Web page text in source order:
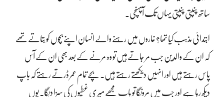
ساتھ پنپتی پنپتی یہاں تک آپہنچی۔
ابتدائی مذہب کیا تھا؟ غاروں میں رہنے والے انسان اپنے بچوں کو بتاتے تھے
کہ ان کے والدین جب مر جاتےہیں تو وہ مرنے کے بعد بھی ان کے آس
پاس رہتے ہیں اور انہیں دیکھتے رہتے ہیں۔ بچے تمام عمر ڈرتے رہتے کہ باپ
دیکھ رہا ہے اور جب میں مرونگا تو باپ مجھے میری غطیوں کی سزا دیگا۔ یوں